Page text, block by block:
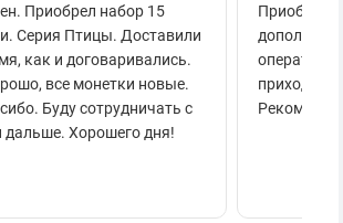
Приобрел набор 15
Серия Птицы. Доставили
как и договаривались.
все монетки новые.
Буду сотрудничать с
дальше. Хорошего дня!
приходило